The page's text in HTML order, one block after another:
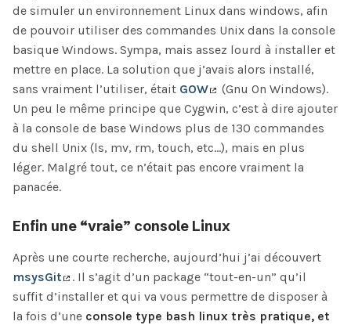
de simuler un environnement Linux dans windows, afin
de pouvoir utiliser des commandes Unix dans la console
basique Windows. Sympa, mais assez lourd à installer et
mettre en place. La solution que j’avais alors installé,
sans vraiment l’utiliser, était GOW
(Gnu On Windows).
Un peu le même principe que Cygwin, c’est à dire ajouter
à la console de base Windows plus de 130 commandes
du shell Unix (ls, mv, rm, touch, etc…), mais en plus
léger. Malgré tout, ce n’était pas encore vraiment la
panacée.
Enfin une “vraie” console Linux
Après une courte recherche, aujourd’hui j’ai découvert
msysGit
. Il s’agit d’un package “tout-en-un” qu’il
suffit d’installer et qui va vous permettre de disposer à
la fois d’une console type bash linux très pratique, et